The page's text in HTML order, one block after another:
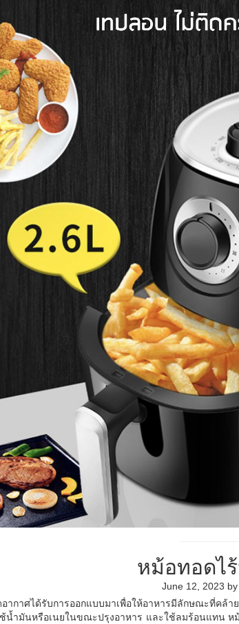
หม้อทอดไ
June 12, 2023 by
ากาศได้รับการออกแบบมาเพื่อให้อาหารมีลักษณะที่คล้
น้ำมันหรือเนยในขณะปรุงอาหาร และใช้ลมร้อนแทน ห